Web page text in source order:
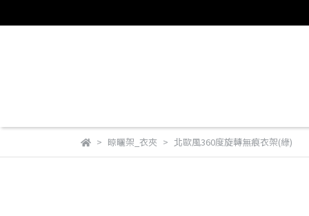
晾曬架_衣夾 北歐風360度旋轉無痕衣架(綠)